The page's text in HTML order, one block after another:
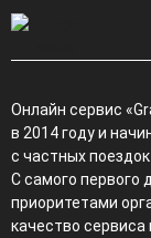
Онлайн сервис
в 2014 году и
с частных
С самого первого
приоритетами
качество